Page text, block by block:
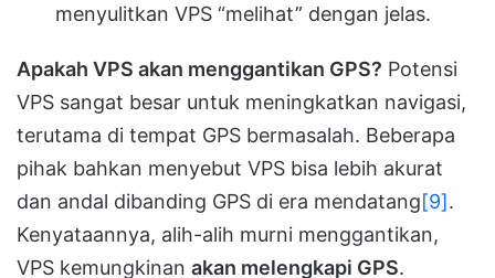
menyulitkan VPS “melihat” dengan jelas.
Apakah VPS akan menggantikan GPS? Potensi
VPS sangat besar untuk meningkatkan navigasi,
terutama di tempat GPS bermasalah. Beberapa
pihak bahkan menyebut VPS bisa lebih akurat
dan andal dibanding GPS di era mendatang[9].
Kenyataannya, alih-alih murni menggantikan,
VPS kemungkinan akan melengkapi GPS.